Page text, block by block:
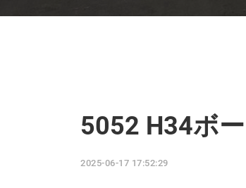
5052 H34ボ
2025-06-17 17:52:29